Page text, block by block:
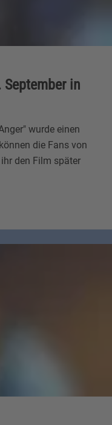
in
wurde einen
die Fans von
den Film später